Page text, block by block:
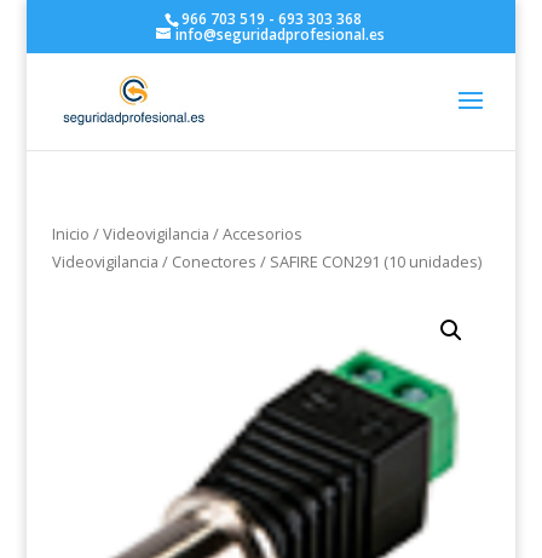
966 703 519 - 693 303 368
info@seguridadprofesional.es
Inicio /Videovigilancia /Accesorios
Videovigilancia / Conectores / SAFIRE CON291 (10 unidades)